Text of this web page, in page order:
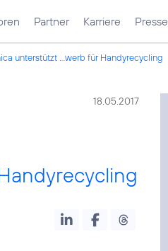
Partner Karriere Presse
unterstützt ...werb für Handyrecycling
18.05.2017